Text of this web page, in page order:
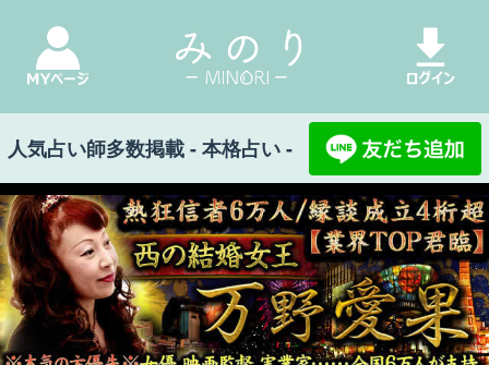
みのり Top>熱狂信者6万人/縁談成立4桁超【業